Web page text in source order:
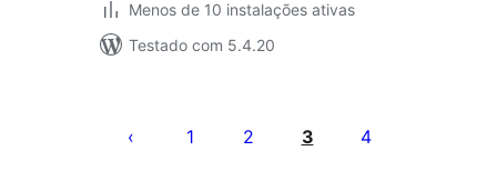
Menos de 10 instalações ativas
Testado com 5.4.20
pagination
1 2 3 4